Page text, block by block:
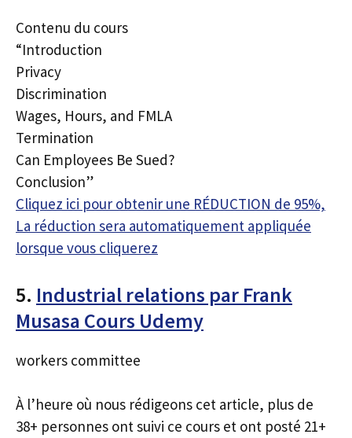
Contenu du cours
“Introduction
Privacy
Discrimination
Wages, Hours, and FMLA
Termination
Can Employees Be Sued?
Conclusion”
Cliquez ici pour obtenir une RÉDUCTION de 95%,
La réduction sera automatiquement appliquée
lorsque vous cliquerez
5. Industrial relations par Frank
Musasa Cours Udemy
workers committee
À l’heure où nous rédigeons cet article, plus de
38+ personnes ont suivi ce cours et ont posté 21+